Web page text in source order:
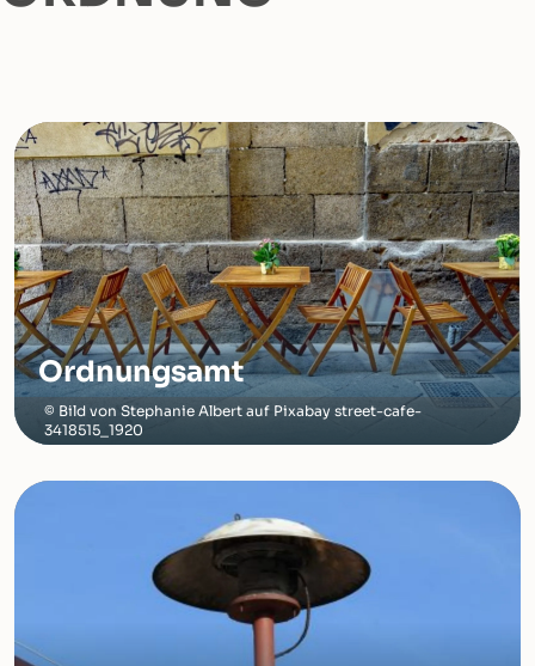
Ordnungsamt
Bild von Stephanie Albert auf Pixabay street-cafe-
3418515_1920